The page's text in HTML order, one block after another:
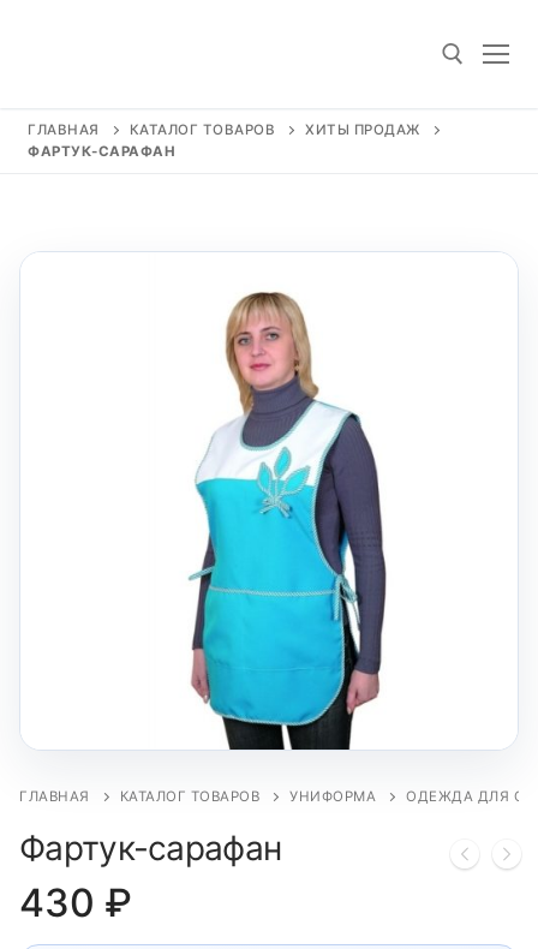
ГЛАВНАЯ КАТАЛОГ ТОВАРОВ
ХИТЫ ПРОДАЖ
ФАРТУК-САРАФАН
ГЛАВНАЯ КАТАЛОГ ТОВАРОВ УНИФОРМА ОДЕЖДА ДЛЯ
Фартук-сарафан
430 ₽